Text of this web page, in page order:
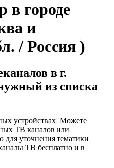
в городе
и
/ Россия )
в г.
из списка
устройствах! Можете
ТВ каналов или
для уточнения тематики
ТВ бесплатно и в